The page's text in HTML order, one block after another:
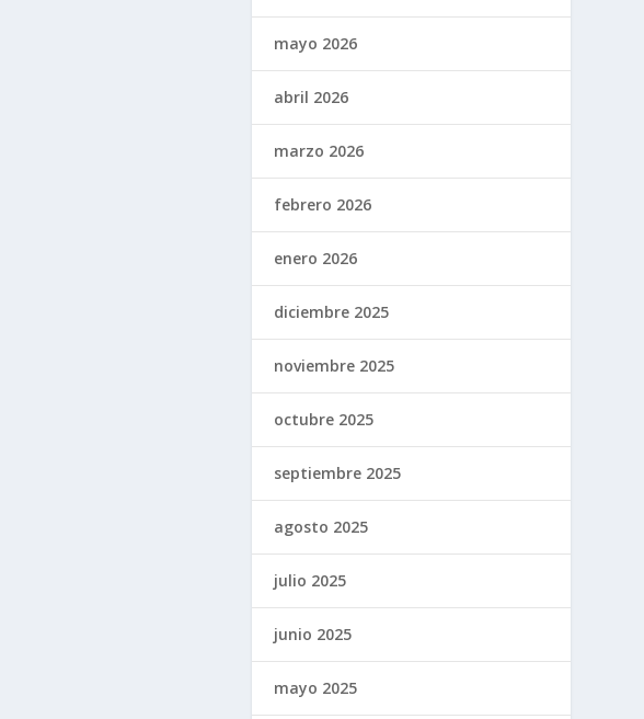
mayo 2026
abril 2026
marzo 2026
febrero 2026
enero 2026
diciembre 2025
noviembre 2025
octubre 2025
septiembre 2025
agosto 2025
julio 2025
junio 2025
mayo 2025